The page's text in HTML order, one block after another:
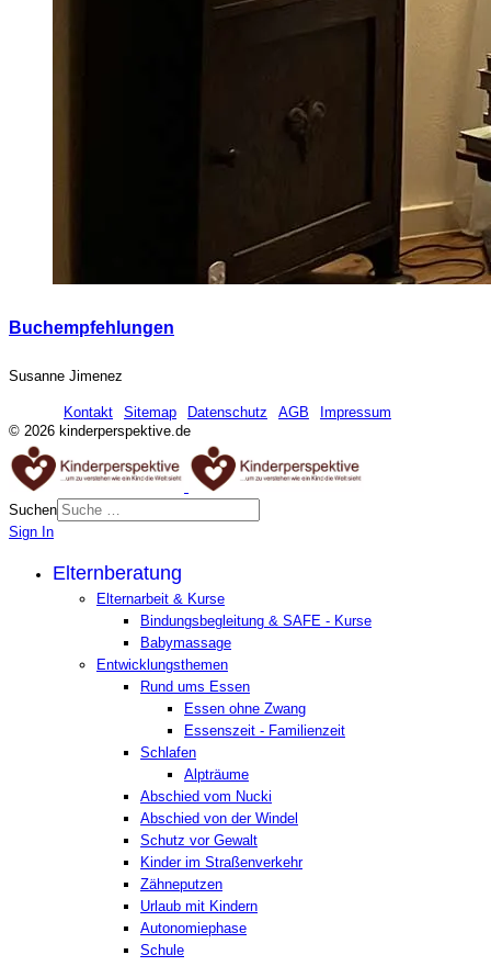
Buchempfehlungen
Susanne Jimenez
© 2026 kinderperspektive.de
Impressum
AGB
Datenschutz
Sitemap
Kontakt
Suchen
Sign In
Elternberatung
Elternarbeit & Kurse
Bindungsbegleitung & SAFE - Kurse
Babymassage
Entwicklungsthemen
Rund ums Essen
Essen ohne Zwang
Essenszeit - Familienzeit
Schlafen
Alpträume
Abschied vom Nucki
Abschied von der Windel
Schutz vor Gewalt
Kinder im Straßenverkehr
Zähneputzen
Urlaub mit Kindern
Autonomiephase
Schule